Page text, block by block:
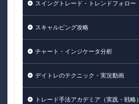
スイングトレード・トレンドフォロー
スキャルピング攻略
チャート・インジケータ分析
デイトレのテクニック・実況動画
トレード手法アカデミア（実践・戦略）